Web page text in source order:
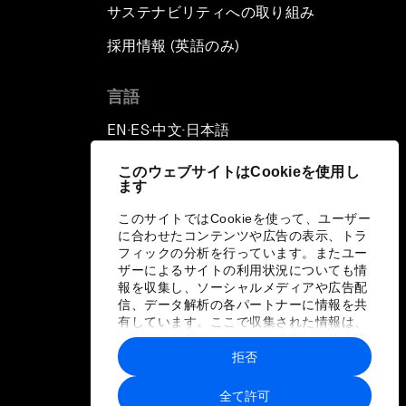
このウェブサイトはCookieを使用し
ます
このサイトではCookieを使って、ユーザー
に合わせたコンテンツや広告の表示、トラ
フィックの分析を行っています。またユー
ザーによるサイトの利用状況についても情
報を収集し、ソーシャルメディアや広告配
信、データ解析の各パートナーに情報を共
有しています。ここで収集された情報は、
ユーザーが各パートナーに提供した他の情
報や各パートナーのサービスを使用した際
に収集された情報と組み合わされ、各パー
トナーによって使用されることがありま
全て許可
拒否
サステナビリティへの取り組み
採用情報 (英語のみ)
言語
EN ▪ ES▪中文▪ 日本語